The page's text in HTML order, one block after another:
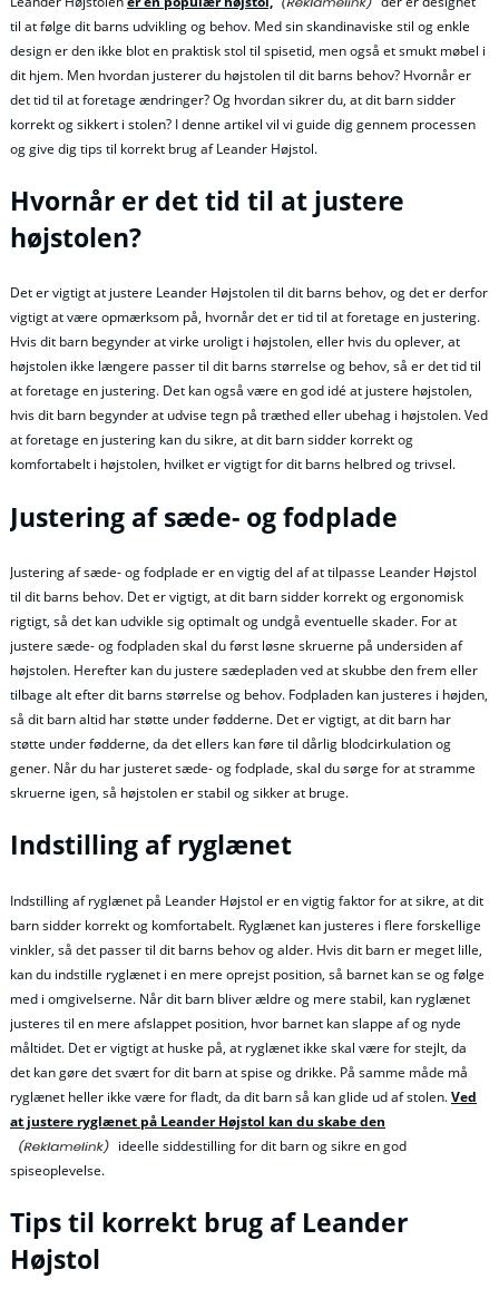
til at følge dit barns udvikling og behov. Med sin skandinaviske stil og enkle
design er den ikke blot en praktisk stol til spisetid, men også et smukt møbel i
dit hjem. Men hvordan justerer du højstolen til dit barns behov? Hvornår er
det tid til at foretage ændringer? Og hvordan sikrer du, at dit barn sidder
korrekt og sikkert i stolen? I denne artikel vil vi guide dig gennem processen
og give dig tips til korrekt brug af Leander Højstol.
Hvornår er det tid til at justere
højstolen?
Det er vigtigt at justere Leander Højstolen til dit barns behov, og det er derfor
vigtigt at være opmærksom på, hvornår det er tid til at foretage en justering.
Hvis dit barn begynder at virke uroligt i højstolen, eller hvis du oplever, at
højstolen ikke længere passer til dit barns størrelse og behov, så er det tid til
at foretage en justering. Det kan også være en god idé at justere højstolen,
hvis dit barn begynder at udvise tegn på træthed eller ubehag i højstolen. Ved
at foretage en justering kan du sikre, at dit barn sidder korrekt og
komfortabelt i højstolen, hvilket er vigtigt for dit barns helbred og trivsel.
Justering af sæde- og fodplade
Justering af sæde- og fodplade er en vigtig del af at tilpasse Leander Højstol
til dit barns behov. Det er vigtigt, at dit barn sidder korrekt og ergonomisk
rigtigt, så det kan udvikle sig optimalt og undgå eventuelle skader. For at
justere sæde- og fodpladen skal du først løsne skruerne på undersiden af
højstolen. Herefter kan du justere sædepladen ved at skubbe den frem eller
tilbage alt efter dit barns størrelse og behov. Fodpladen kan justeres i højden,
så dit barn altid har støtte under fødderne. Det er vigtigt, at dit barn har
støtte under fødderne, da det ellers kan føre til dårlig blodcirkulation og
gener. Når du har justeret sæde- og fodplade, skal du sørge for at stramme
skruerne igen, så højstolen er stabil og sikker at bruge.
Indstilling af ryglænet
Indstilling af ryglænet på Leander Højstol er en vigtig faktor for at sikre, at dit
barn sidder korrekt og komfortabelt. Ryglænet kan justeres i flere forskellige
vinkler, så det passer til dit barns behov og alder. Hvis dit barn er meget lille,
kan du indstille ryglænet i en mere oprejst position, så barnet kan se og følge
med i omgivelserne. Når dit barn bliver ældre og mere stabil, kan ryglænet
justeres til en mere afslappet position, hvor barnet kan slappe af og nyde
måltidet. Det er vigtigt at huske på, at ryglænet ikke skal være for stejlt, da
det kan gøre det svært for dit barn at spise og drikke. På samme måde må
ryglænet heller ikke være for fladt, da dit barn så kan glide ud af stolen.Ved
at justere ryglænet på Leander Højstol kan du skabe den
ideelle siddestilling for dit barn og sikre en god
spiseoplevelse.
Tips til korrekt brug af Leander
Højstol